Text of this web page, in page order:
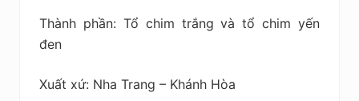
Thành phần: Tổ chim trắng và tổ chim yến
đen
Xuất xứ: Nha Trang – Khánh Hòa